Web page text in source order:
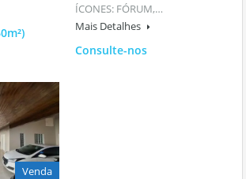
ÍCONES: FÓRUM,…
Mais Detalhes
Consulte-nos
Venda